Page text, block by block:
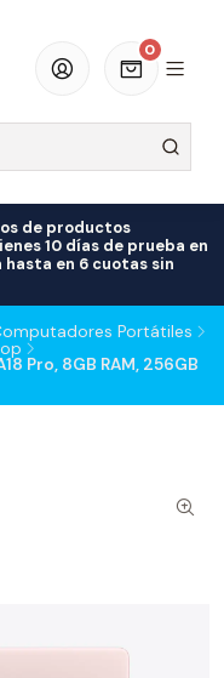
0
de productos
10 días de prueba en
en 6 cuotas sin
Portátiles
Pro, 8GB RAM, 256GB